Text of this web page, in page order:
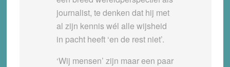
journalist, te denken dat hij met
al zijn kennis wél alle wijsheid
in pacht heeft ‘en de rest niet’.
‘Wij mensen’ zijn maar een paar